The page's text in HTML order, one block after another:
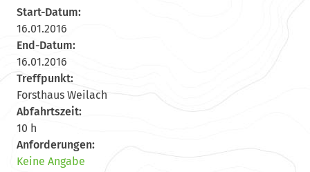
Start-Datum:
16.01.2016
End-Datum:
16.01.2016
Treffpunkt:
Forsthaus Weilach
Abfahrtszeit:
10 h
Anforderungen:
Keine Angabe